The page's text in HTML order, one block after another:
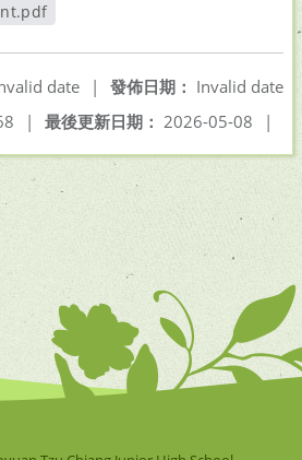
發佈日期： Invalid date
date
|
最後更新日期： 2026-05-08 |
|